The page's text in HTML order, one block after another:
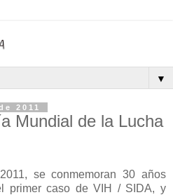
▼
2011
Mundial de la Lucha
se conmemoran 30 años
primer caso de VIH / SIDA, y